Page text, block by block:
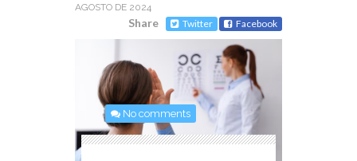
AGOSTO DE 2024
Share Twitter Facebook
No comments